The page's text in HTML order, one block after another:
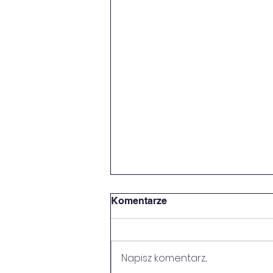
SUKCESY
Komentarze
Napisz komentarz...